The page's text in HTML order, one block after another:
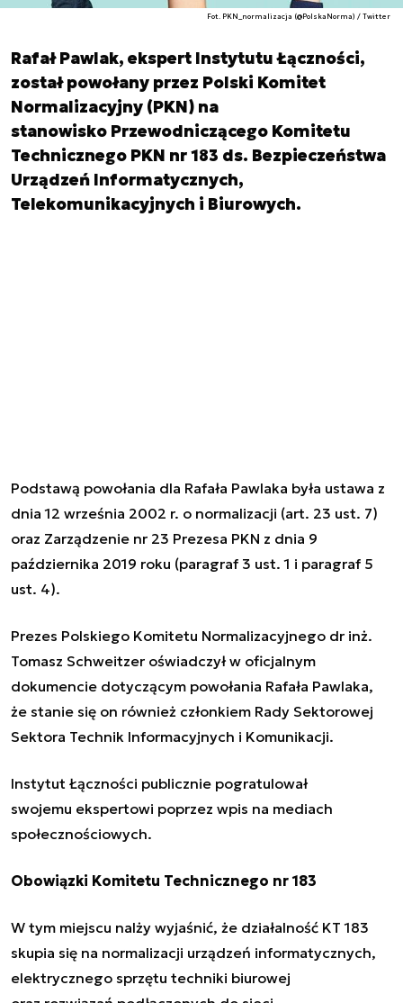
Fot. PKN_normalizacja (@PolskaNorma) / Twitter
Rafał Pawlak, ekspert Instytutu Łączności,
został powołany przez Polski Komitet
Normalizacyjny (PKN) na
stanowisko Przewodniczącego Komitetu
Technicznego PKN nr 183 ds. Bezpieczeństwa
Urządzeń Informatycznych,
Telekomunikacyjnych i Biurowych.
Podstawą powołania dla Rafała Pawlaka była ustawa z
dnia 12 września 2002 r. o normalizacji (art. 23 ust. 7)
oraz Zarządzenie nr 23 Prezesa PKN z dnia 9
października 2019 roku (paragraf 3 ust. 1 i paragraf 5
ust. 4).
Prezes Polskiego Komitetu Normalizacyjnego dr inż.
Tomasz Schweitzer oświadczył w oficjalnym
dokumencie dotyczącym powołania Rafała Pawlaka,
że stanie się on również członkiem Rady Sektorowej
Sektora Technik Informacyjnych i Komunikacji.
Instytut Łączności publicznie pogratulował
swojemu ekspertowi poprzez wpis na mediach
społecznościowych.
Obowiązki Komitetu Technicznego nr 183
W tym miejscu nalży wyjaśnić, że działalność KT 183
skupia się na normalizacji urządzeń informatycznych,
elektrycznego sprzętu techniki biurowej